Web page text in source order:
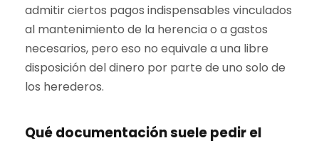
admitir ciertos pagos indispensables vinculados
al mantenimiento de la herencia o a gastos
necesarios, pero eso no equivale a una libre
disposición del dinero por parte de uno solo de
los herederos.
Qué documentación suele pedir el